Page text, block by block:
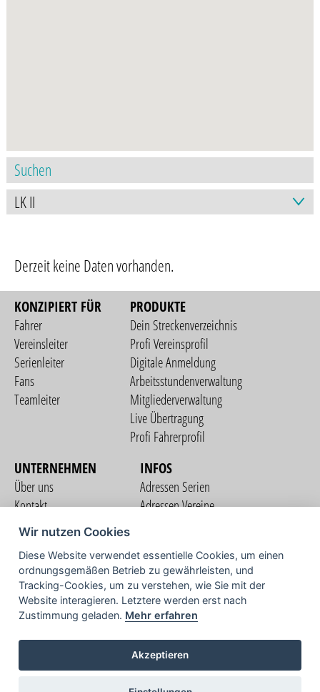
Derzeit keine Daten vorhanden.
KONZIPIERT FÜR
Fahrer
Vereinsleiter
Serienleiter
Fans
Teamleiter
PRODUKTE
Dein Streckenverzeichnis
Profi Vereinsprofil
Digitale Anmeldung
Arbeitsstundenverwaltung
Mitgliederverwaltung
Live Übertragung
Profi Fahrerprofil
UNTERNEHMEN
Über uns
Kontakt
Nutzungsbedingungen
Datenschutzerklärung
Impressum
INFOS
Adressen Serien
Adressen Vereine
COMMUNITY
TV
Wir nutzen Cookies
Diese Website verwendet essentielle Cookies, um einen
ordnungsgemäßen Betrieb zu gewährleisten, und
Tracking-Cookies, um zu verstehen, wie Sie mit der
Website interagieren. Letztere werden erst nach
Zustimmung geladen. Mehr erfahren
Akzeptieren